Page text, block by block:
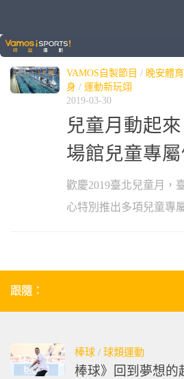
標籤：兒童月
VAMOS自製節目 / 晚安體
身 / 運動新玩翊
2019-03-30
兒童月動起
場館兒童專
歡慶2019臺北兒童月，
心特別推出多項兒童專
跟隨：
棒球 / 球類運動
棒球》回到夢想的